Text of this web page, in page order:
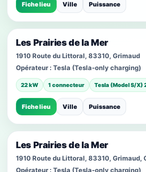
Fiche lieu Ville Puissance
Les Prairies de la Mer
1910 Route du Littoral, 83310, Grimaud
Opérateur : Tesla (Tesla-only charging)
22 kW 1 connecteur Tesla (Model S/X)
Fiche lieu Ville Puissance
Les Prairies de la Mer
1910 Route du Littoral, 83310, Grimaud,
Opérateur : Tesla (Tesla-only charging)